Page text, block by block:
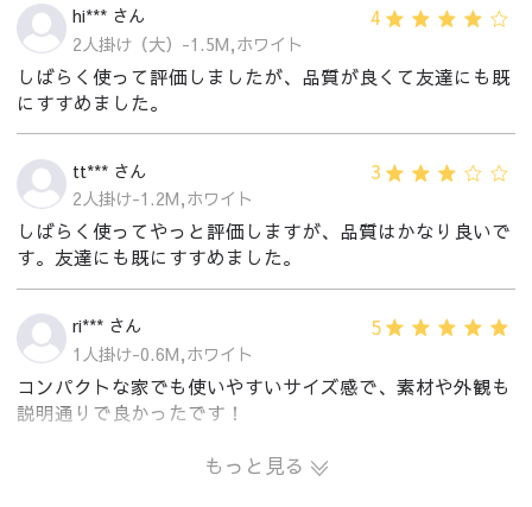
hi*** さん 4
2人掛け（大）-1.5M,ホワイト
しばらく使って評価しましたが、品質が良くて友達にも既
にすすめました。
tt*** さん 3
2人掛け-1.2M,ホワイト
しばらく使ってやっと評価しますが、品質はかなり良いで
す。友達にも既にすすめました。
ri*** さん 5
1人掛け-0.6M,ホワイト
コンパクトな家でも使いやすいサイズ感で、素材や外観も
説明通りで良かったです！
もっと見る